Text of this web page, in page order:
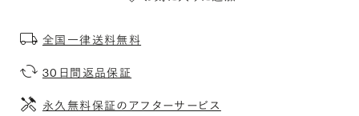
全国一律送料無料
30日間返品保証
永久無料保証のアフターサービス